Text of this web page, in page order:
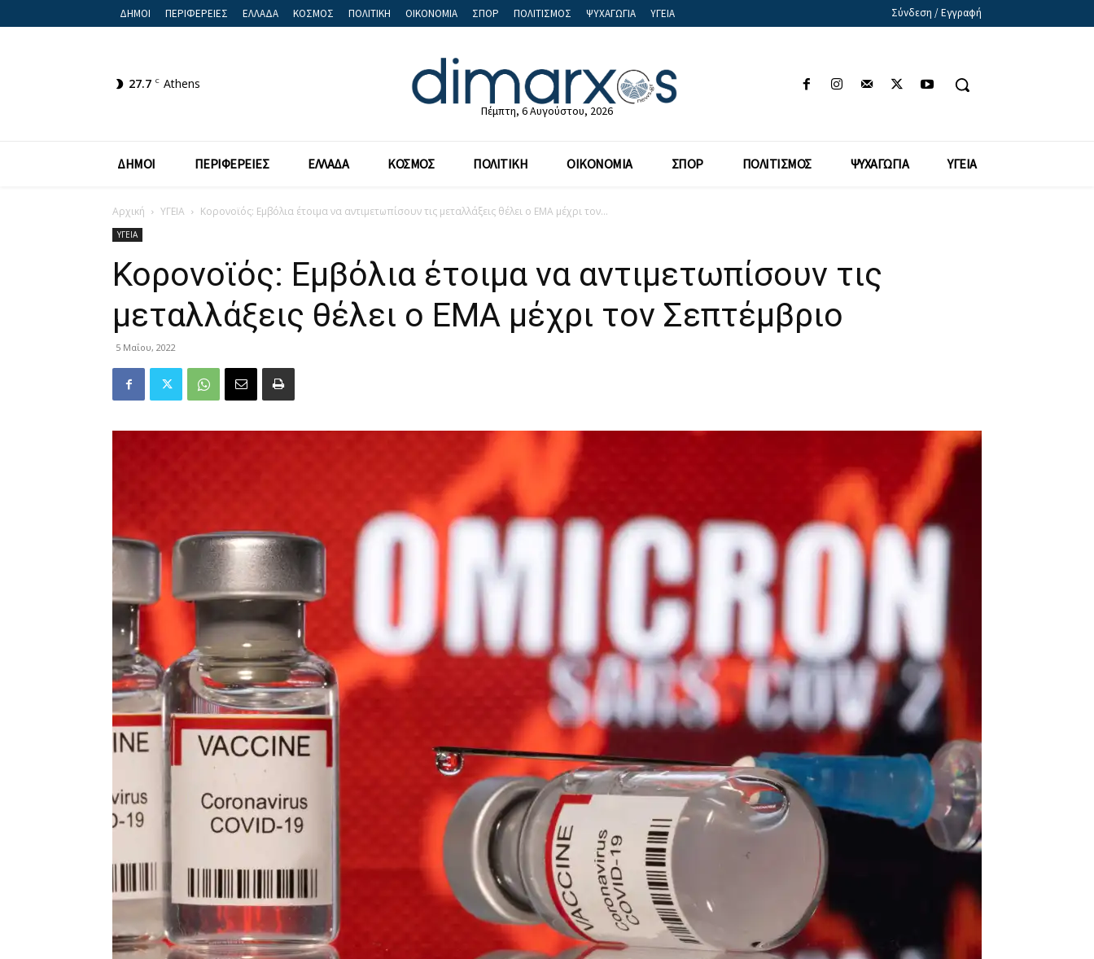
ΔΗΜΟΙ ΠΕΡΙΦΕΡΕΙΕΣ ΕΛΛΑΔΑ ΚΟΣΜΟΣ ΠΟΛΙΤΙΚΗ ΟΙΚΟΝΟΜΙΑ ΣΠΟΡ ΠΟΛΙΤΙΣΜΟΣ ΨΥΧΑΓΩΓΙΑ ΥΓΕΙΑ Σύνδεση / Εγγραφή
27.7 C Athens
Πέμπτη, 6 Αυγούστου, 2026
ΔΗΜΟΙ ΠΕΡΙΦΕΡΕΙΕΣ ΕΛΛΑΔΑ ΚΟΣΜΟΣ ΠΟΛΙΤΙΚΗ ΟΙΚΟΝΟΜΙΑ ΣΠΟΡ ΠΟΛΙΤΙΣΜΟΣ ΨΥΧΑΓΩΓΙΑ ΥΓΕΙΑ
Αρχική ΥΓΕΙΑ Κορονοϊός: Εμβόλια έτοιμα να αντιμετωπίσουν τις μεταλλάξεις θέλει ο ΕΜΑ μέχρι τον...
ΥΓΕΙΑ
Κορονοϊός: Εμβόλια έτοιμα να αντιμετωπίσουν τις
μεταλλάξεις θέλει ο ΕΜΑ μέχρι τον Σεπτέμβριο
5 Μαΐου, 2022